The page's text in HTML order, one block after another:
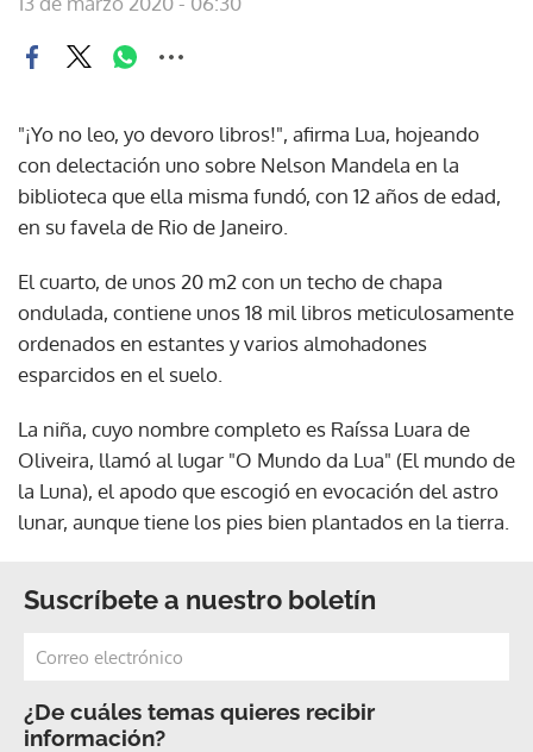
"¡Yo no leo, yo devoro libros!", afirma Lua, hojeando
con delectación uno sobre Nelson Mandela en la
biblioteca que ella misma fundó, con 12 años de edad,
en su favela de Rio de Janeiro.
El cuarto, de unos 20 m2 con un techo de chapa
ondulada, contiene unos 18 mil libros meticulosamente
ordenados en estantes y varios almohadones
esparcidos en el suelo.
La niña, cuyo nombre completo es Raíssa Luara de
Oliveira, llamó al lugar "O Mundo da Lua" (El mundo de
la Luna), el apodo que escogió en evocación del astro
lunar, aunque tiene los pies bien plantados en la tierra.
Suscríbete a nuestro boletín
¿De cuáles temas quieres recibir
información?